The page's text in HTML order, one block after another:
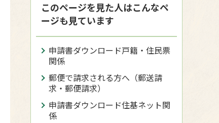
このページを見た人はこんなペ
ージも見ています
申請書ダウンロード戸籍・住民票
関係
郵便で請求される方へ（郵送請
求・郵便請求）
申請書ダウンロード住基ネット関
係